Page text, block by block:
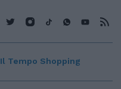
Il Tempo Shopping